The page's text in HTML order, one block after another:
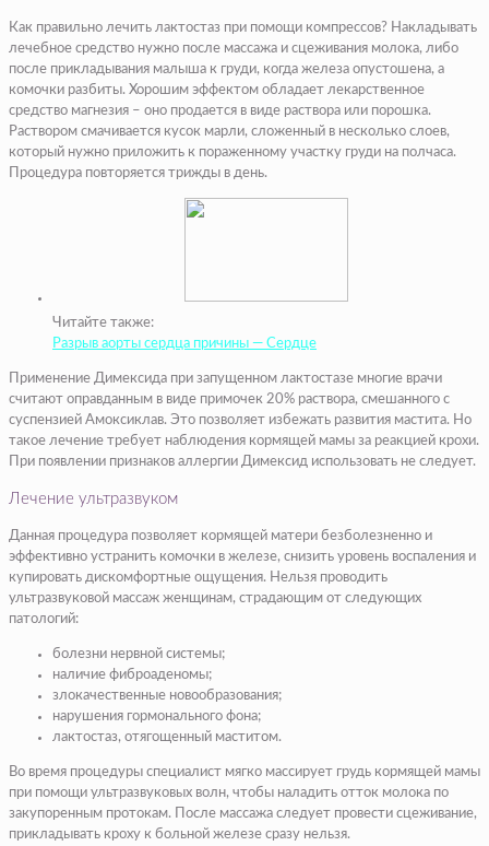
Как правильно лечить лактостаз при помощи компрессов? Накладывать
лечебное средство нужно после массажа и сцеживания молока, либо
после прикладывания малыша к груди, когда железа опустошена, а
комочки разбиты. Хорошим эффектом обладает лекарственное
средство магнезия – оно продается в виде раствора или порошка.
Раствором смачивается кусок марли, сложенный в несколько слоев,
который нужно приложить к пораженному участку груди на полчаса.
Процедура повторяется трижды в день.
Читайте также:
Разрыв аорты сердца причины — Сердце
Применение Димексида при запущенном лактостазе многие врачи
считают оправданным в виде примочек 20% раствора, смешанного с
суспензией Амоксиклав. Это позволяет избежать развития мастита. Но
такое лечение требует наблюдения кормящей мамы за реакцией крохи.
При появлении признаков аллергии Димексид использовать не следует.
Лечение ультразвуком
Данная процедура позволяет кормящей матери безболезненно и
эффективно устранить комочки в железе, снизить уровень воспаления и
купировать дискомфортные ощущения. Нельзя проводить
ультразвуковой массаж женщинам, страдающим от следующих
патологий:
болезни нервной системы;
наличие фиброаденомы;
злокачественные новообразования;
нарушения гормонального фона;
лактостаз, отягощенный маститом.
Во время процедуры специалист мягко массирует грудь кормящей мамы
при помощи ультразвуковых волн, чтобы наладить отток молока по
закупоренным протокам. После массажа следует провести сцеживание,
прикладывать кроху к больной железе сразу нельзя.